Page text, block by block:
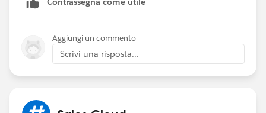
Aggiungi un commento
Scrivi una risposta...